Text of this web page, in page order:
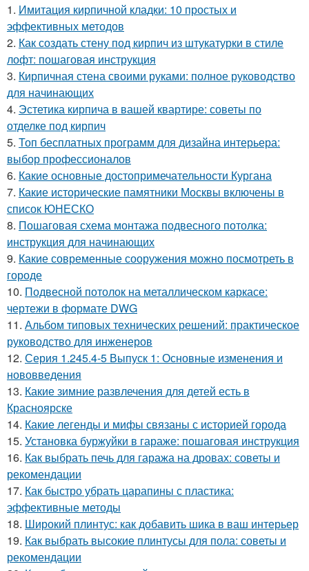
1. Имитация кирпичной кладки: 10 простых и
эффективных методов
2. Как создать стену под кирпич из штукатурки в стиле
лофт: пошаговая инструкция
3. Кирпичная стена своими руками: полное руководство
для начинающих
4. Эстетика кирпича в вашей квартире: советы по
отделке под кирпич
5. Топ бесплатных программ для дизайна интерьера:
выбор профессионалов
6. Какие основные достопримечательности Кургана
7. Какие исторические памятники Москвы включены в
список ЮНЕСКО
8. Пошаговая схема монтажа подвесного потолка:
инструкция для начинающих
9. Какие современные сооружения можно посмотреть в
городе
10. Подвесной потолок на металлическом каркасе:
чертежи в формате DWG
11. Альбом типовых технических решений: практическое
руководство для инженеров
12. Серия 1.245.4-5 Выпуск 1: Основные изменения и
нововведения
13. Какие зимние развлечения для детей есть в
Красноярске
14. Какие легенды и мифы связаны с историей города
15. Установка буржуйки в гараже: пошаговая инструкция
16. Как выбрать печь для гаража на дровах: советы и
рекомендации
17. Как быстро убрать царапины с пластика:
эффективные методы
18. Широкий плинтус: как добавить шика в ваш интерьер
19. Как выбрать высокие плинтусы для пола: советы и
рекомендации